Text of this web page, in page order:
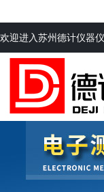
欢迎进入苏州德计仪器